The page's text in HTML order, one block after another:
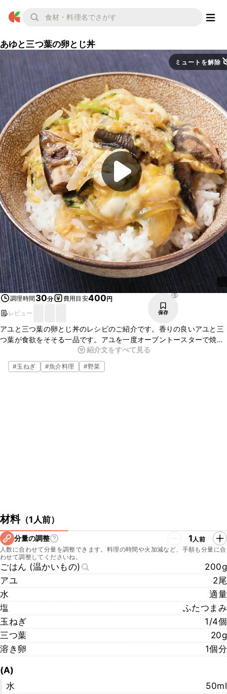
あゆと三つ葉の卵とじ丼
ミュートを解除
調理時間 30分 費用目安400円
レビュー
45
保存
アユと三つ葉の卵とじ丼のレシピのご紹介です。香りの良いアユと三
つ葉が食欲をそそる一品です。アユを一度オーブントースターで焼く
ことで、より香りを引き出しています。とても美味しいので、ぜひお
試しください。
紹介文をすべて見る
#玉ねぎ #魚介料理 #野菜
材料（1人前）
分量の調整 1人前
人数に合わせて分量を調整できます。料理の時間や火加減など、手順も分量に合
わせて調整してくださいね。
ごはん (温かいもの)
200g
アユ
2尾
水
適量
塩
ふたつまみ
玉ねぎ
1/4個
三つ葉
20g
溶き卵
1個分
(A)
水
50ml